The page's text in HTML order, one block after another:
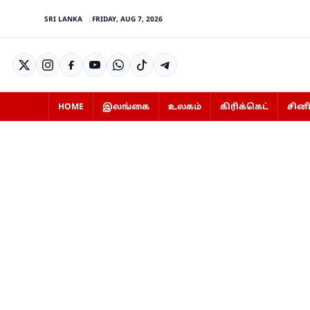
SRI LANKA FRIDAY, AUG 7, 2026
HOME இலங்கை உலகம் கிரிக்கெட்